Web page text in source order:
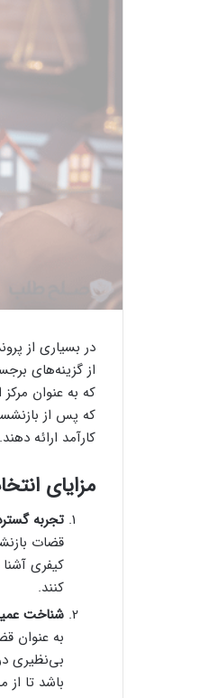
در بسیاری از
از گزینه‌های
که به عنوان
که پس از
کارآمد ارائه دهند.
مزایای
تجربه
قضات
کیفری
کنند.
شناخت
به عنوان
بی‌نظیری
باشد تا